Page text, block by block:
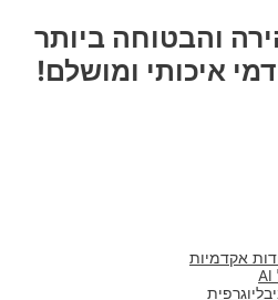
והבטוחה ביותר
איכותי ומושלם!
אקדמיות